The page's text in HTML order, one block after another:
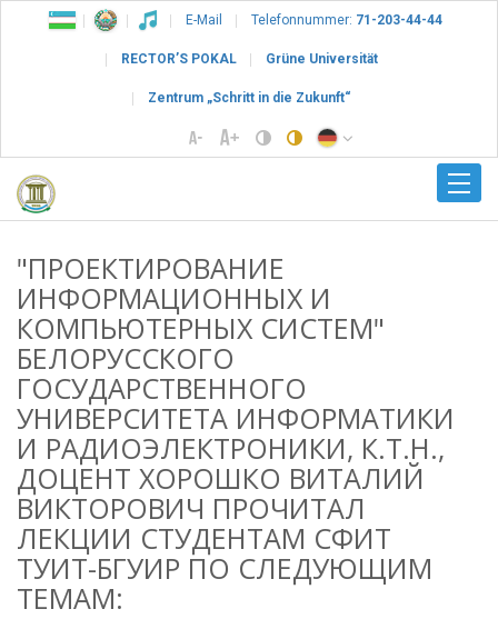
E-Mail Telefonnummer: 71-203-44-44
RECTOR’S POKAL Grüne Universität
Zentrum „Schritt in die Zukunft“
"ПРОЕКТИРОВАНИЕ
ИНФОРМАЦИОННЫХ И
КОМПЬЮТЕРНЫХ СИСТЕМ"
БЕЛОРУССКОГО
ГОСУДАРСТВЕННОГО
УНИВЕРСИТЕТА ИНФОРМАТИКИ
И РАДИОЭЛЕКТРОНИКИ, К.Т.Н.,
ДОЦЕНТ ХОРОШКО ВИТАЛИЙ
ВИКТОРОВИЧ ПРОЧИТАЛ
ЛЕКЦИИ СТУДЕНТАМ СФИТ
ТУИТ-БГУИР ПО СЛЕДУЮЩИМ
ТЕМАМ: